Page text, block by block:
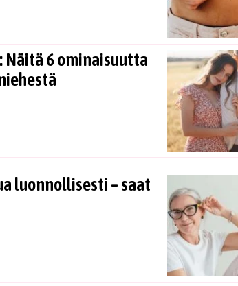
6 ominaisuutta
luonnollisesti – saat